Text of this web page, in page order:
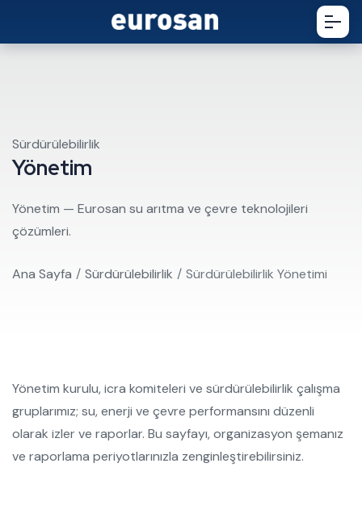
Sürdürülebilirlik
Yönetim
Yönetim — Eurosan su arıtma ve çevre teknolojileri
çözümleri.
Ana Sayfa Sürdürülebilirlik Sürdürülebilirlik Yönetimi
Yönetim kurulu, icra komiteleri ve sürdürülebilirlik çalışma
gruplarımız; su, enerji ve çevre performansını düzenli
olarak izler ve raporlar. Bu sayfayı, organizasyon şemanız
ve raporlama periyotlarınızla zenginleştirebilirsiniz.